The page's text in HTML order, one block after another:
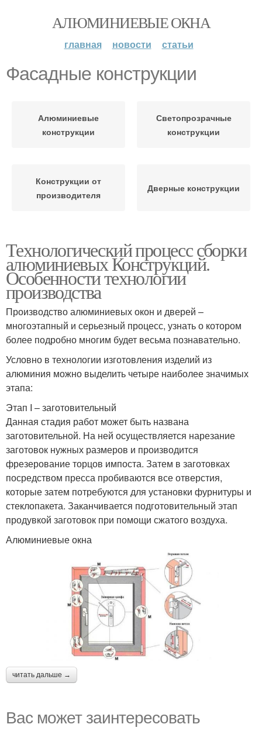
АЛЮМИНИЕВЫЕ ОКНА
главная новости статьи
Фасадные конструкции
Алюминиевые
конструкции
Светопрозрачные
конструкции
Конструкции от
производителя
Дверные конструкции
Технологический процесс сборки
алюминиевых Конструкций.
Особенности технологии
производства
Производство алюминиевых окон и дверей –
многоэтапный и серьезный процесс, узнать о котором
более подробно многим будет весьма познавательно.
Условно в технологии изготовления изделий из
алюминия можно выделить четыре наиболее значимых
этапа:
Этап I – заготовительный
Данная стадия работ может быть названа
заготовительной. На ней осуществляется нарезание
заготовок нужных размеров и производится
фрезерование торцов импоста. Затем в заготовках
посредством пресса пробиваются все отверстия,
которые затем потребуются для установки фурнитуры и
стеклопакета. Заканчивается подготовительный этап
продувкой заготовок при помощи сжатого воздуха.
Алюминиевые окна
читать дальше →
Вас может заинтересовать